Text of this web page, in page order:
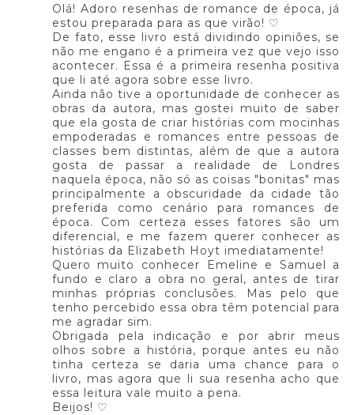
Olá! Adoro resenhas de romance de época, já
estou preparada para as que virão! ♡
De fato, esse livro está dividindo opiniões, se
não me engano é a primeira vez que vejo isso
acontecer. Essa é a primeira resenha positiva
que li até agora sobre esse livro.
Ainda não tive a oportunidade de conhecer as
obras da autora, mas gostei muito de saber
que ela gosta de criar histórias com mocinhas
empoderadas e romances entre pessoas de
classes bem distintas, além de que a autora
gosta de passar a realidade de Londres
naquela época, não só as coisas "bonitas" mas
principalmente a obscuridade da cidade tão
preferida como cenário para romances de
época. Com certeza esses fatores são um
diferencial, e me fazem querer conhecer as
histórias da Elizabeth Hoyt imediatamente!
Quero muito conhecer Emeline e Samuel a
fundo e claro a obra no geral, antes de tirar
minhas próprias conclusões. Mas pelo que
tenho percebido essa obra têm potencial para
me agradar sim.
Obrigada pela indicação e por abrir meus
olhos sobre a história, porque antes eu não
tinha certeza se daria uma chance para o
livro, mas agora que li sua resenha acho que
essa leitura vale muito a pena.
Beijos! ♡